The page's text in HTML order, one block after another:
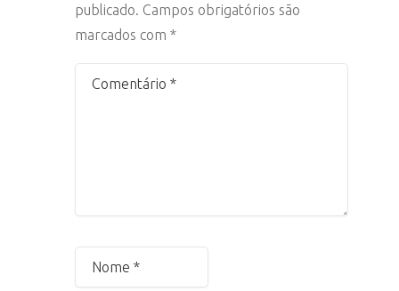
publicado. Campos obrigatórios são
marcados com *